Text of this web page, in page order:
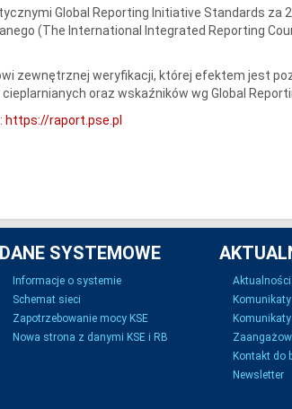
Global Reporting Initiative Standards za
(The International Integrated Reporting
zewnętrznej weryfikacji, której efektem jest
oraz wskaźników wg Global
https://raport.pse.pl
DANE SYSTEMOWE
Informacje o systemie
Schemat sieci
Zapotrzebowanie mocy KSE
Nowa strona z danymi KSE i RB
Aktualności
Komunikaty
Komunikaty
Kontakt do
Newsletter